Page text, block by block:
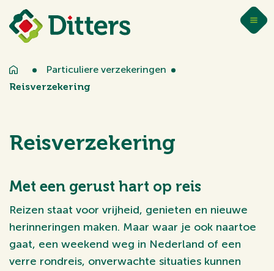
Particuliere verzekeringen
Reisverzekering
Reisverzekering
Met een gerust hart op reis
Reizen staat voor vrijheid, genieten en nieuwe
herinneringen maken. Maar waar je ook naartoe
gaat, een weekend weg in Nederland of een
verre rondreis, onverwachte situaties kunnen